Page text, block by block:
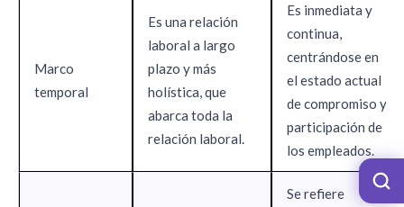
Marco
temporal
Es una relación
laboral a largo
plazo y más
holística, que
abarca toda la
relación laboral.
Es inmediata y
continua,
centrándose en
el estado actual
de compromiso y
participación de
los empleados.
Se refiere